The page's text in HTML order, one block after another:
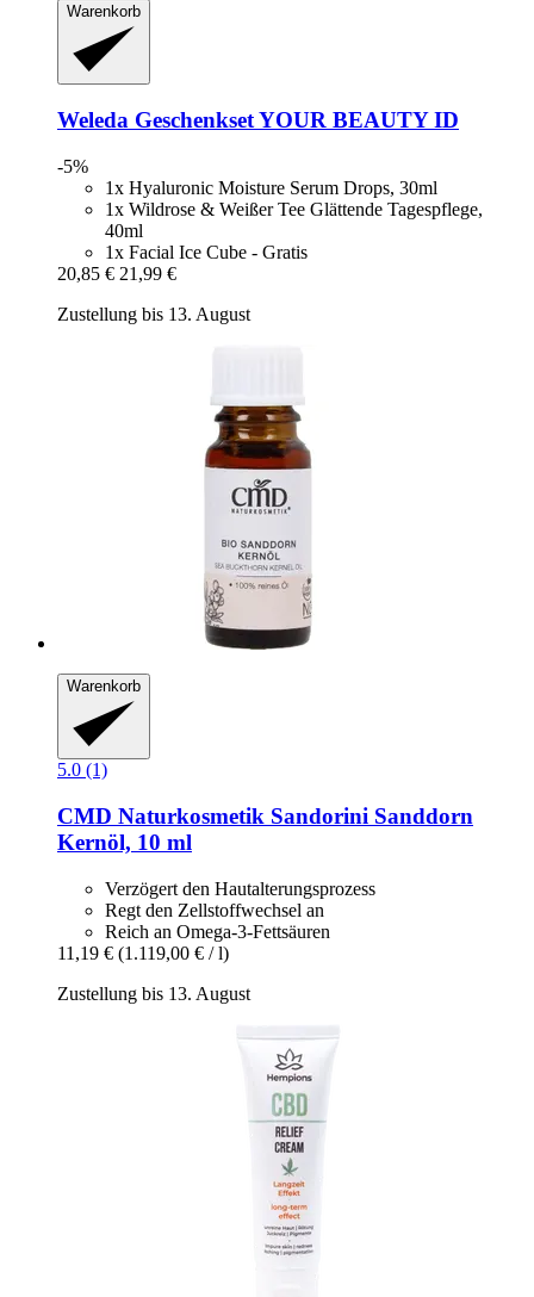
Warenkorb
Weleda Geschenkset YOUR BEAUTY ID
-5%
1x Hyaluronic Moisture Serum Drops, 30ml
1x Wildrose & Weißer Tee Glättende Tagespflege,
40ml
1x Facial Ice Cube - Gratis
20,85 € 21,99 €
Zustellung bis 13. August
Warenkorb
5.0 (1)
CMD Naturkosmetik Sandorini Sanddorn
Kernöl, 10 ml
Verzögert den Hautalterungsprozess
Regt den Zellstoffwechsel an
Reich an Omega-3-Fettsäuren
11,19 € (1.119,00 € / l)
Zustellung bis 13. August